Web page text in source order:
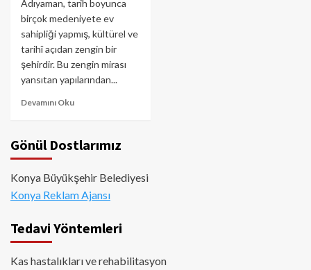
Adıyaman, tarih boyunca
birçok medeniyete ev
sahipliği yapmış, kültürel ve
tarihî açıdan zengin bir
şehirdir. Bu zengin mirası
yansıtan yapılarından...
Devamını Oku
Gönül Dostlarımız
Konya Büyükşehir Belediyesi
Konya Reklam Ajansı
Tedavi Yöntemleri
Kas hastalıkları ve rehabilitasyon